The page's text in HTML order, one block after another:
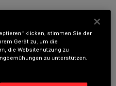
klicken, stimmen Sie der
Gerät zu, um die
die Websitenutzung zu
zu unterstützen.